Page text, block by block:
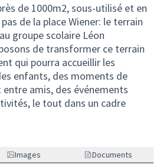
de 1000m2, sous-utilisé et en
de la place Wiener: le terrain
groupe scolaire Léon
de transformer ce terrain
qui pourra accueillir les
enfants, des moments de
amis, des événements
le tout dans un cadre
Images Documents